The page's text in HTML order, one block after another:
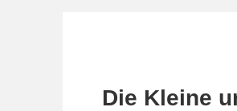
Die Kleine